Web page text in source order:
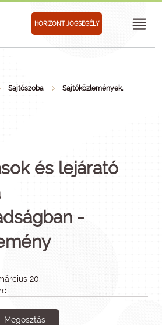
HORIZONT JOGSEGÉLY
Sajtószoba
Sajtóközlemények,
és lejárató
-
20.
Megosztás